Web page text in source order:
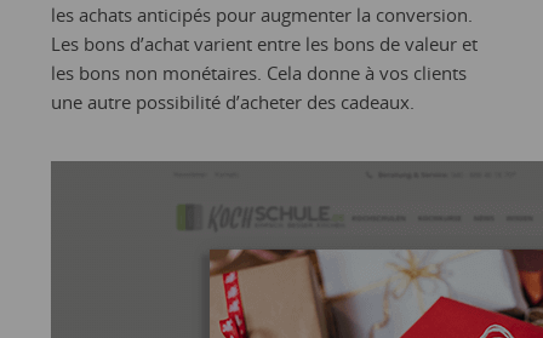
les achats anticipés pour augmenter la conversion.
Les bons d’achat varient entre les bons de valeur et
les bons non monétaires. Cela donne à vos clients
une autre possibilité d’acheter des cadeaux.